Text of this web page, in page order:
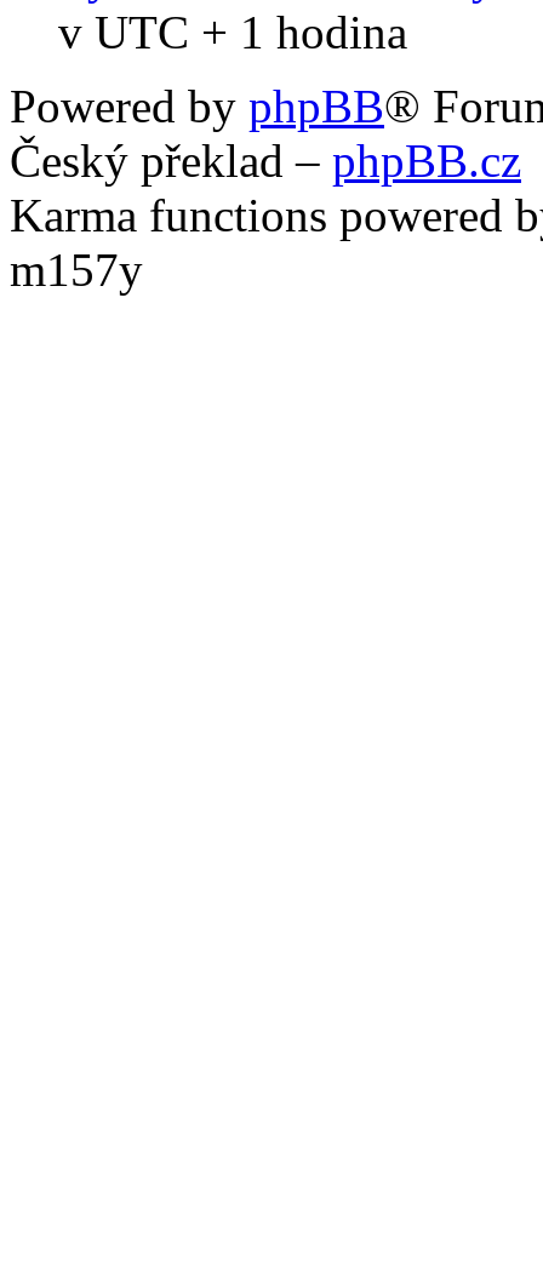
v UTC + 1 hodina
Powered by phpBB®
Český překlad – phpBB.cz
Karma functions powered
m157y